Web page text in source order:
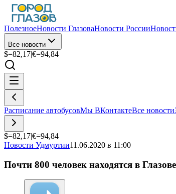
ПолезноеНовости ГлазоваНовости России
Все новости
$=82,17|€=94,84
Расписание автобусовМы ВКонтактеВсе новости
$=82,17|€=94,84
Новости Удмуртии11.06.2020 в 11:00
Почти 800 человек находятся в